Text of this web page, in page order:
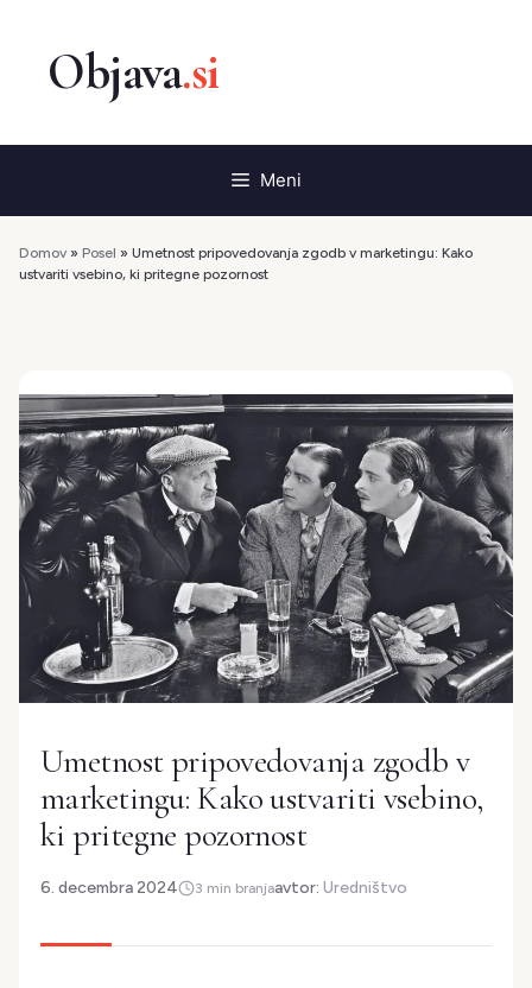
vsebino
Meni
Domov » Posel » Umetnost pripovedovanja zgodb v marketingu: Kako
ustvariti vsebino, ki pritegne pozornost
Umetnost pripovedovanja zgodb v
marketingu: Kako ustvariti vsebino,
ki pritegne pozornost
6. decembra 2024 3 min branjaavtor: Uredništvo